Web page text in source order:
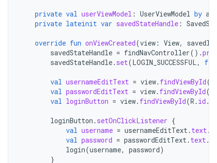
private val userViewModel : UserViewModel by
private lateinit var savedStateHandle :
override fun onViewCreated(view : View,
savedStateHandle = findNavController().
savedStateHandle. set(LOGIN_SUCCESSFUL,
val usernameEditText = view. findViewById(
val passwordEditText = view. findViewById(
val loginButton = view. findViewById(R . id .
loginButton . setOnClickListener {
val username = usernameEditText. text.
val password = passwordEditText. text.
login(username, password)
}